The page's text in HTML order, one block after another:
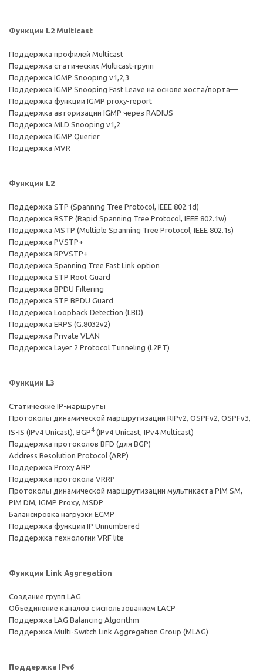
Функции L2 Multicast
Поддержка профилей Multicast
Поддержка статических Multicast-групп
Поддержка IGMP Snooping v1,2,3
Поддержка IGMP Snooping Fast Leave на основе хоста/порта—
Поддержка функции IGMP proxy-report
Поддержка авторизации IGMP через RADIUS
Поддержка MLD Snooping v1,2
Поддержка IGMP Querier
Поддержка MVR
Функции L2
Поддержка STP (Spanning Tree Protocol, IEEE 802.1d)
Поддержка RSTP (Rapid Spanning Tree Protocol, IEEE 802.1w)
Поддержка MSTP (Multiple Spanning Tree Protocol, IEEE 802.1s)
Поддержка PVSTP+
Поддержка RPVSTP+
Поддержка Spanning Tree Fast Link option
Поддержка STP Root Guard
Поддержка BPDU Filtering
Поддержка STP BPDU Guard
Поддержка Loopback Detection (LBD)
Поддержка ERPS (G.8032v2)
Поддержка Private VLAN
Поддержка Layer 2 Protocol Tunneling (L2PT)
Функции L3
Статические IP-маршруты
Протоколы динамической маршрутизации RIPv2, OSPFv2, OSPFv3,
IS-IS (IPv4 Unicast), BGP4 (IPv4 Unicast, IPv4 Multicast)
Поддержка протоколов BFD (для BGP)
Address Resolution Protocol (ARP)
Поддержка Proxy ARP
Поддержка протокола VRRP
Протоколы динамической маршрутизации мультикаста PIM SM,
PIM DM, IGMP Proxy, MSDP
Балансировка нагрузки ECMP
Поддержка функции IP Unnumbered
Поддержка технологии VRF lite
Функции Link Aggregation
Создание групп LAG
Объединение каналов с использованием LACP
Поддержка LAG Balancing Algorithm
Поддержка Multi-Switch Link Aggregation Group (MLAG)
Поддержка IPv6